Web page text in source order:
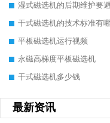
干式磁选机的技术标准有
平板磁选机运行视频
永磁高梯度平板磁选机
干式磁选机多少钱
最新资讯